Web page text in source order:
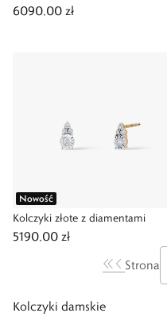
6090,00 zł
Nowość
Kolczyki złote z diamentami
5190,00 zł
Strona
Kolczyki damskie